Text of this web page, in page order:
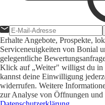
Erhalte Angebote, Prospekte,
Serviceneuigkeiten von Bonial
gelegentliche
Klick auf „Weiter" willigst du in
kannst deine Einwilligung
widerrufen. Weitere
zur Analyse von Öffnungen